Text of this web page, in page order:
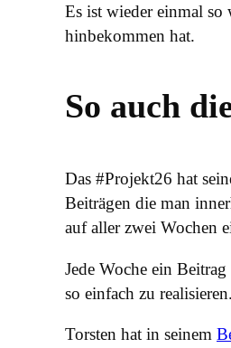
Es ist wieder einmal so
hinbekommen hat.
So auch
Das #Projekt26 hat
Beiträgen die man
auf aller zwei Wochen
Jede Woche ein
so einfach zu
Torsten hat in seinem